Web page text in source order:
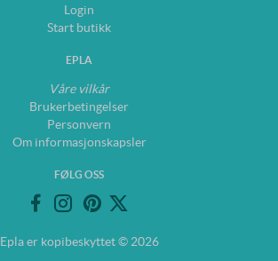
Login
Start butikk
EPLA
Våre vilkår
Brukerbetingelser
Personvern
Om informasjonskapsler
FØLG OSS
Epla er kopibeskyttet © 2026